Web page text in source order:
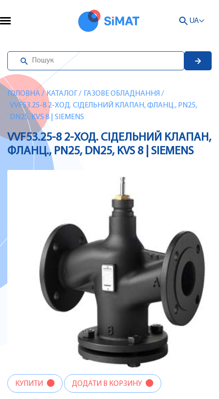
UA
ГОЛОВНА/ КАТАЛОГ / ГАЗОВЕ ОБЛАДНАННЯ /
VVF53.25-8 2-ХОД. СІДЕЛЬНИЙ КЛАПАН, ФЛАНЦ., PN25,
DN25, KVS 8 | SIEMENS
VVF53.25-8 2-ХОД. СІДЕЛЬНИЙ КЛАПАН,
ФЛАНЦ., PN25, DN25, KVS 8 | SIEMENS
КУПИТИ ДОДАТИ В КОРЗИНУ